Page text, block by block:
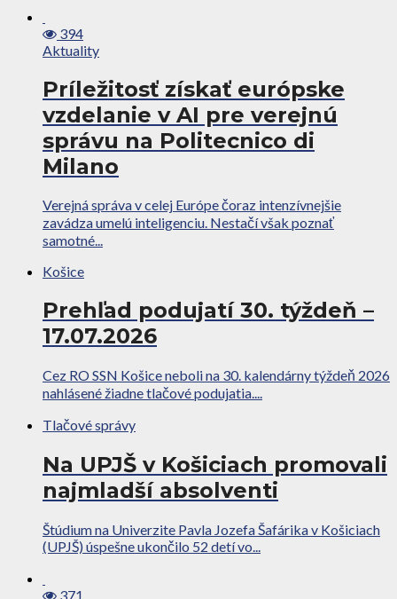
394
Aktuality
Príležitosť získať európske
vzdelanie v AI pre verejnú
správu na Politecnico di
Milano
Verejná správa v celej Európe čoraz intenzívnejšie
zavádza umelú inteligenciu. Nestačí však poznať
samotné...
Košice
Prehľad podujatí 30. týždeň –
17.07.2026
Cez RO SSN Košice neboli na 30. kalendárny týždeň 2026
nahlásené žiadne tlačové podujatia....
Tlačové správy
Na UPJŠ v Košiciach promovali
najmladší absolventi
Štúdium na Univerzite Pavla Jozefa Šafárika v Košiciach
(UPJŠ) úspešne ukončilo 52 detí vo...
371